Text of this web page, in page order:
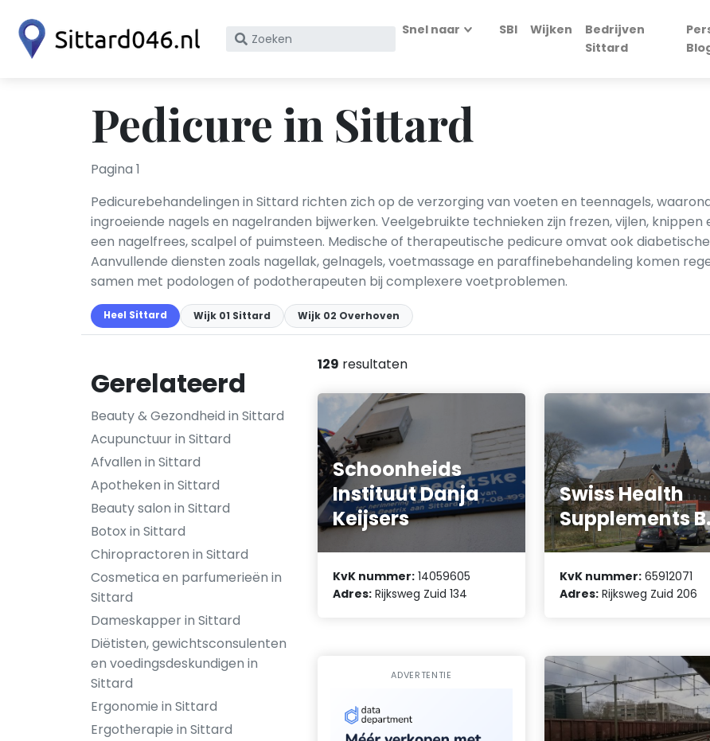
Zoek
KvK
nummer
Snel naar SBI Wijken
Bedrijven
Sittard
Pedicure in Sittard
Pagina 1
Pedicurebehandelingen in Sittard richten zich op de verzorging van voeten en teennagels,
ingroeiende nagels en nagelranden bijwerken. Veelgebruikte technieken zijn frezen, vijlen,
een nagelfrees, scalpel of puimsteen. Medische of therapeutische pedicure omvat ook
Aanvullende diensten zoals nagellak, gelnagels, voetmassage en paraffinebehandeling komen
samen met podologen of podotherapeuten bij complexere voetproblemen.
Heel Sittard Wijk 01 Sittard Wijk 02 Overhoven
Gerelateerd
Beauty & Gezondheid in Sittard
Acupunctuur in Sittard
Afvallen in Sittard
Apotheken in Sittard
Beauty salon in Sittard
Botox in Sittard
Chiropractoren in Sittard
Cosmetica en parfumerieën in
Sittard
Dameskapper in Sittard
Diëtisten, gewichtsconsulenten
en voedingsdeskundigen in
Sittard
Ergonomie in Sittard
Ergotherapie in Sittard
129 resultaten
Schoonheids
Instituut Danja
Keijsers
KvK nummer: 14059605
Adres: Rijksweg Zuid 134
Swiss Health
Supplements
KvK nummer: 65912071
Adres: Rijksweg Zuid 206
ADVERTENTIE